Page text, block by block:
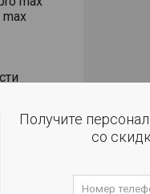
Получите
со